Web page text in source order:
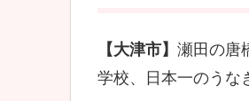
【大津市】 瀬田の唐
学校、日本一のう